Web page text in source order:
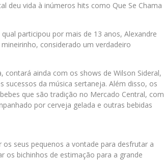
deu vida à inúmeros hits como Que Se Chama
participou por mais de 13 anos, Alexandre
considerado um verdadeiro
ainda com os shows de Wilson Sideral,
da música sertaneja. Além disso, os
que são tradição no Mercado Central, com
por cerveja gelada e outras bebidas
seus pequenos a vontade para desfrutar a
os bichinhos de estimação para a grande